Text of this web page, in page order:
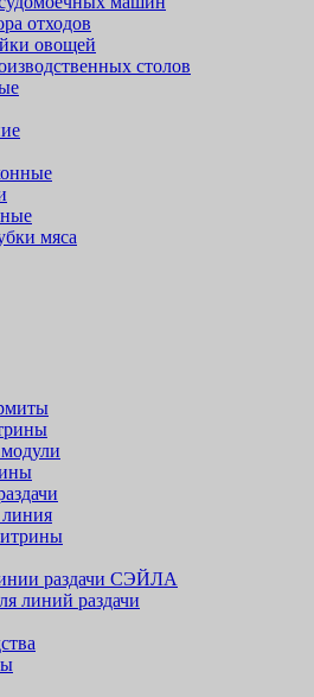
отходов
овощей
столов
мяса
раздачи СЭЙЛА
линий раздачи